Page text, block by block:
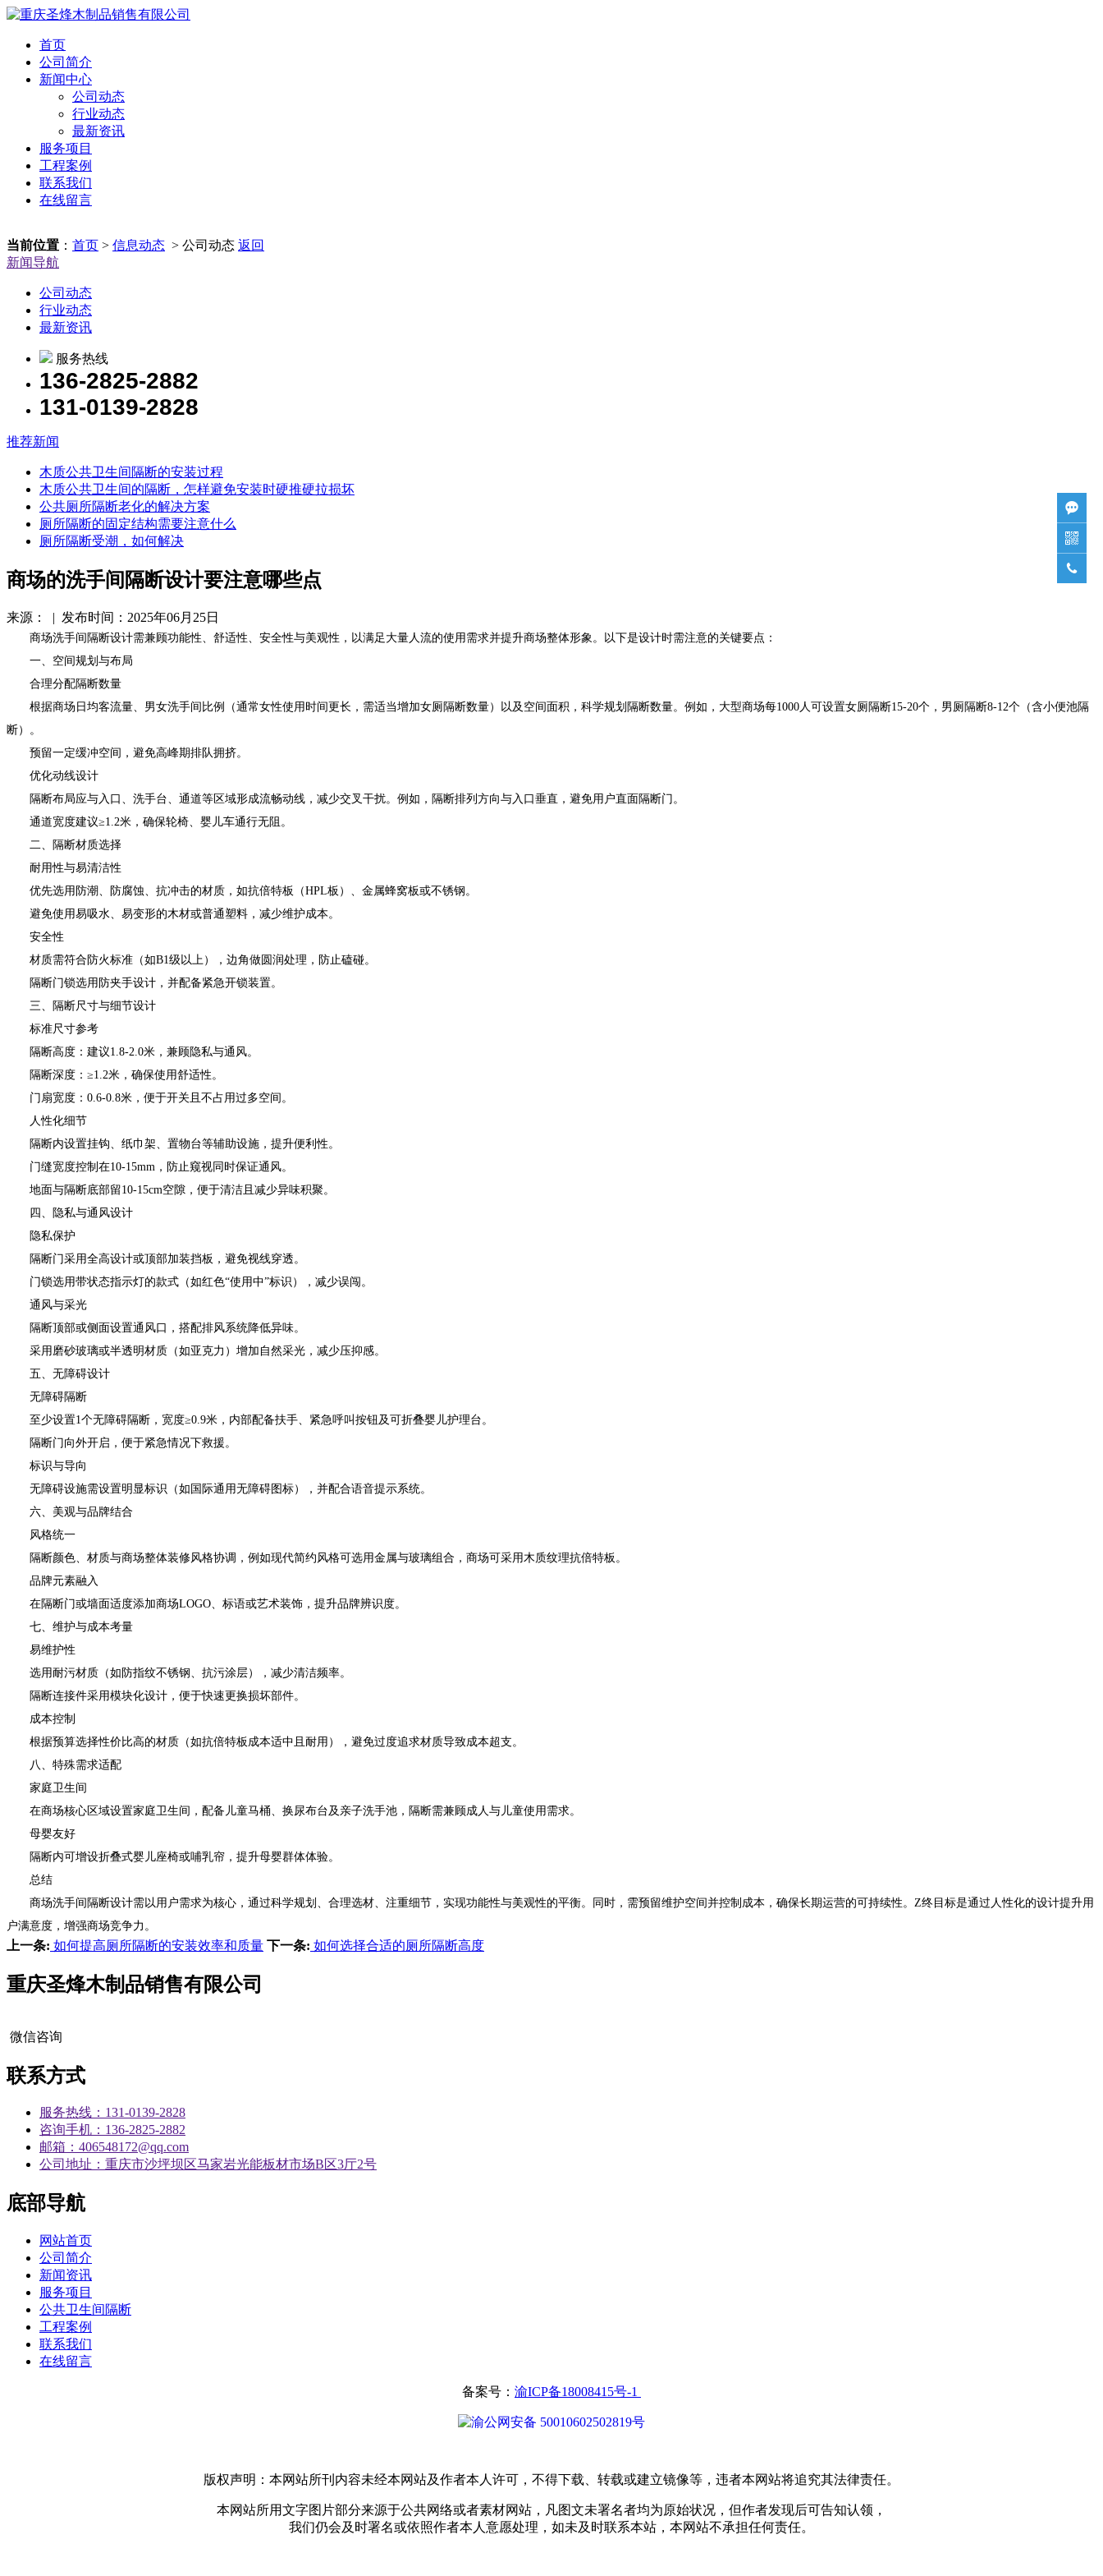
首页
公司简介
新闻中心
公司动态
行业动态
最新资讯
服务项目
工程案例
联系我们
在线留言
当前位置 ： 首页 > 信息动态 > 公司动态 返回
新闻导航
公司动态
行业动态
最新资讯
服务热线
136-2825-2882
131-0139-2828
推荐新闻
木质公共卫生间隔断的安装过程
木质公共卫生间的隔断，怎样避免安装时硬推硬拉损坏
公共厕所隔断老化的解决方案
厕所隔断的固定结构需要注意什么
厕所隔断受潮，如何解决
商场的洗手间隔断设计要注意哪些点
来源： | 发布时间：2025年06月25日
商场洗手间隔断设计需兼顾功能性、舒适性、安全性与美观性，以满足大量人流的使用需求并提升商场整体形象。以下是设计时需注意的关键要点：
一、空间规划与布局
合理分配隔断数量
根据商场日均客流量、男女洗手间比例（通常女性使用时间更长，需适当增加女厕隔断数量）以及空间面积，科学规划隔断数量。例如，大型商场每1000人可设置女厕隔断15-20个，男厕隔断8-12个（含小便池隔
断）。
预留一定缓冲空间，避免高峰期排队拥挤。
优化动线设计
隔断布局应与入口、洗手台、通道等区域形成流畅动线，减少交叉干扰。例如，隔断排列方向与入口垂直，避免用户直面隔断门。
通道宽度建议≥1.2米，确保轮椅、婴儿车通行无阻。
二、隔断材质选择
耐用性与易清洁性
优先选用防潮、防腐蚀、抗冲击的材质，如抗倍特板（HPL板）、金属蜂窝板或不锈钢。
避免使用易吸水、易变形的木材或普通塑料，减少维护成本。
安全性
材质需符合防火标准（如B1级以上），边角做圆润处理，防止磕碰。
隔断门锁选用防夹手设计，并配备紧急开锁装置。
三、隔断尺寸与细节设计
标准尺寸参考
隔断高度：建议1.8-2.0米，兼顾隐私与通风。
隔断深度：≥1.2米，确保使用舒适性。
门扇宽度：0.6-0.8米，便于开关且不占用过多空间。
人性化细节
隔断内设置挂钩、纸巾架、置物台等辅助设施，提升便利性。
门缝宽度控制在10-15mm，防止窥视同时保证通风。
地面与隔断底部留10-15cm空隙，便于清洁且减少异味积聚。
四、隐私与通风设计
隐私保护
隔断门采用全高设计或顶部加装挡板，避免视线穿透。
门锁选用带状态指示灯的款式（如红色“使用中”标识），减少误闯。
通风与采光
隔断顶部或侧面设置通风口，搭配排风系统降低异味。
采用磨砂玻璃或半透明材质（如亚克力）增加自然采光，减少压抑感。
五、无障碍设计
无障碍隔断
至少设置1个无障碍隔断，宽度≥0.9米，内部配备扶手、紧急呼叫按钮及可折叠婴儿护理台。
隔断门向外开启，便于紧急情况下救援。
标识与导向
无障碍设施需设置明显标识（如国际通用无障碍图标），并配合语音提示系统。
六、美观与品牌结合
风格统一
隔断颜色、材质与商场整体装修风格协调，例如现代简约风格可选用金属与玻璃组合，商场可采用木质纹理抗倍特板。
品牌元素融入
在隔断门或墙面适度添加商场LOGO、标语或艺术装饰，提升品牌辨识度。
七、维护与成本考量
易维护性
选用耐污材质（如防指纹不锈钢、抗污涂层），减少清洁频率。
隔断连接件采用模块化设计，便于快速更换损坏部件。
成本控制
根据预算选择性价比高的材质（如抗倍特板成本适中且耐用），避免过度追求材质导致成本超支。
八、特殊需求适配
家庭卫生间
在商场核心区域设置家庭卫生间，配备儿童马桶、换尿布台及亲子洗手池，隔断需兼顾成人与儿童使用需求。
母婴友好
隔断内可增设折叠式婴儿座椅或哺乳帘，提升母婴群体体验。
总结
商场洗手间隔断设计需以用户需求为核心，通过科学规划、合理选材、注重细节，实现功能性与美观性的平衡。同时，需预留维护空间并控制成本，确保长期运营的可持续性。Z终目标是通过人性化的设计提升用
户满意度，增强商场竞争力。
上一条: 如何提高厕所隔断的安装效率和质量 下一条: 如何选择合适的厕所隔断高度
重庆圣烽木制品销售有限公司
微信咨询
联系方式
服务热线：131-0139-2828
咨询手机：136-2825-2882
邮箱：406548172@qq.com
公司地址：重庆市沙坪坝区马家岩光能板材市场B区3厅2号
底部导航
网站首页
公司简介
新闻资讯
服务项目
公共卫生间隔断
工程案例
联系我们
在线留言
备案号： 渝ICP备18008415号-1
渝公网安备 50010602502819号
版权声明：本网站所刊内容未经本网站及作者本人许可，不得下载、转载或建立镜像等，违者本网站将追究其法律责任。
本网站所用文字图片部分来源于公共网络或者素材网站，凡图文未署名者均为原始状况，但作者发现后可告知认领，
我们仍会及时署名或依照作者本人意愿处理，如未及时联系本站，本网站不承担任何责任。


